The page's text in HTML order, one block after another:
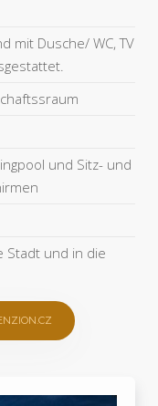
mit Dusche/ WC, TV
und Sitz- und
Stadt und in die